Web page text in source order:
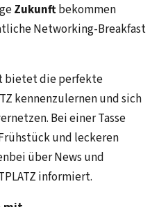
Zukunftbekommen
Networking-Breakfast
bietet die perfekte
kennenzulernen und sich
Bei einer Tasse
und leckeren
über News und
informiert.